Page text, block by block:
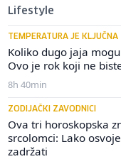
Lifestyle
TEMPERATURA JE KLJUČNA
Koliko dugo jaja
Ovo je rok koji ne
8h 40min
ZODIJAČKI ZAVODNICI
Ova tri horoskopska
srcolomci: Lako
zadržati